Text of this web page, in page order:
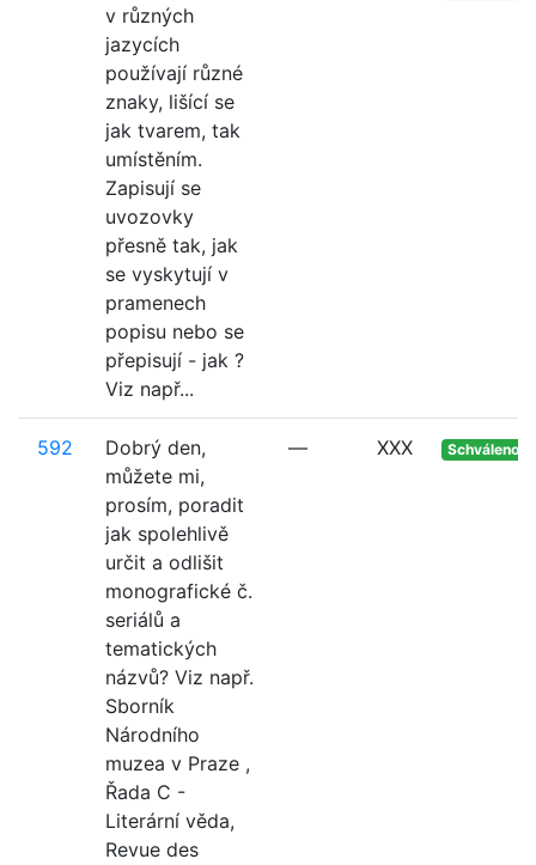
v různých
jazycích
používají různé
znaky, lišící se
jak tvarem, tak
umístěním.
Zapisují se
uvozovky
přesně tak, jak
se vyskytují v
pramenech
popisu nebo se
přepisují - jak ?
Viz např...
592
Dobrý den,
můžete mi,
prosím, poradit
jak spolehlivě
určit a odlišit
monografické č.
seriálů a
tematických
názvů? Viz např.
Sborník
Národního
muzea v Praze ,
Řada C -
Literární věda,
Revue des
— XXX Schváleno